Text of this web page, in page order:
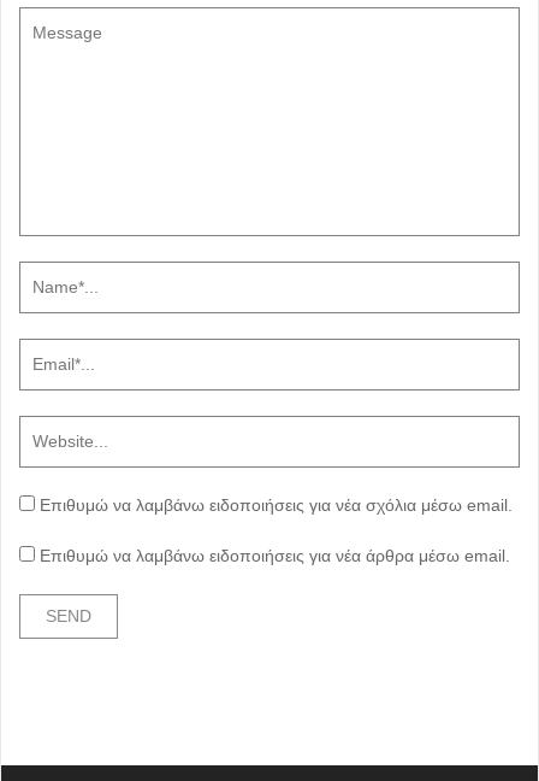
Επιθυμώ να λαμβάνω ειδοποιήσεις για νέα σχόλια μέσω email.
Επιθυμώ να λαμβάνω ειδοποιήσεις για νέα άρθρα μέσω email.